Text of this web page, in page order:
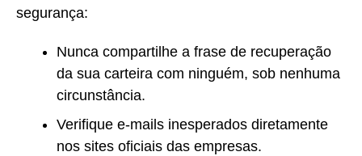
segurança:
Nunca compartilhe a frase de recuperação
da sua carteira com ninguém, sob nenhuma
circunstância.
Verifique e-mails inesperados diretamente
nos sites oficiais das empresas.